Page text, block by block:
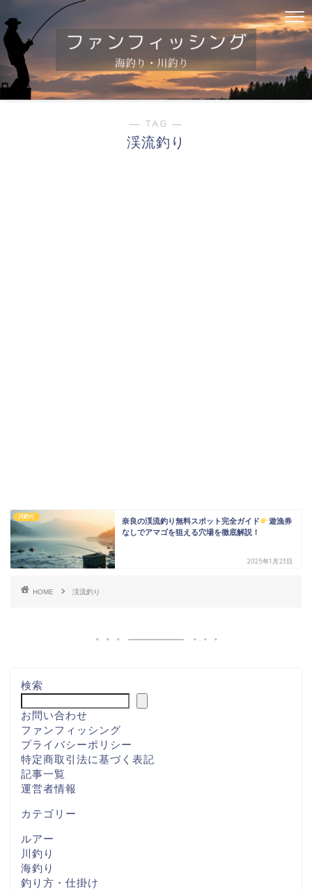
― TAG ―
渓流釣り
川釣り
奈良の渓流釣り無料スポット完全ガイド
遊漁券
なしでアマゴを狙える穴場を徹底解説！
2025年1月23日
HOME 渓流釣り
検索
お問い合わせ
ファンフィッシング
プライバシーポリシー
特定商取引法に基づく表記
記事一覧
運営者情報
カテゴリー
ルアー
川釣り
海釣り
釣り方・仕掛け